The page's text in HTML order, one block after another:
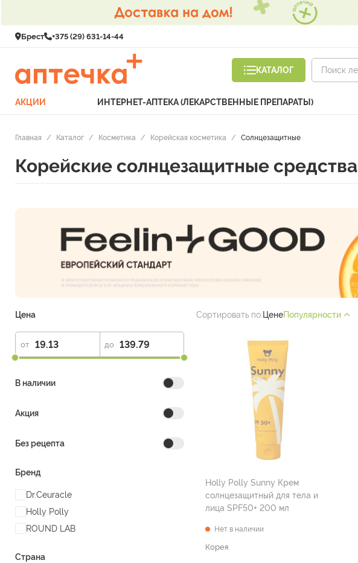
Брест +375 (29) 631-14-44
КАТАЛОГ
АКЦИИ ИНТЕРНЕТ-АПТЕКА (ЛЕКАРСТВЕННЫЕ ПРЕПАРАТЫ)
Главная / Каталог / Косметика / Корейская косметика / Солнцезащитные
Корейские солнцезащитные средства
Цена
от до
В наличии
Акция
Без рецепта
Бренд
Dr.Ceuracle
Holly Polly
ROUND LAB
Страна
Сортировать по:ЦенеПопулярности
Holly Polly Sunny Крем
солнцезащитный для тела и
лица SPF50+ 200 мл
Нет в наличии
Корея